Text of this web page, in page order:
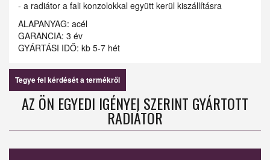
- a radiátor a fali konzolokkal együtt kerül kiszállításra
ALAPANYAG: acél
GARANCIA: 3 év
GYÁRTÁSI IDŐ: kb 5-7 hét
Tegye fel kérdését a termékről
AZ ÖN EGYEDI IGÉNYEI SZERINT GYÁRTOTT
RADIÁTOR